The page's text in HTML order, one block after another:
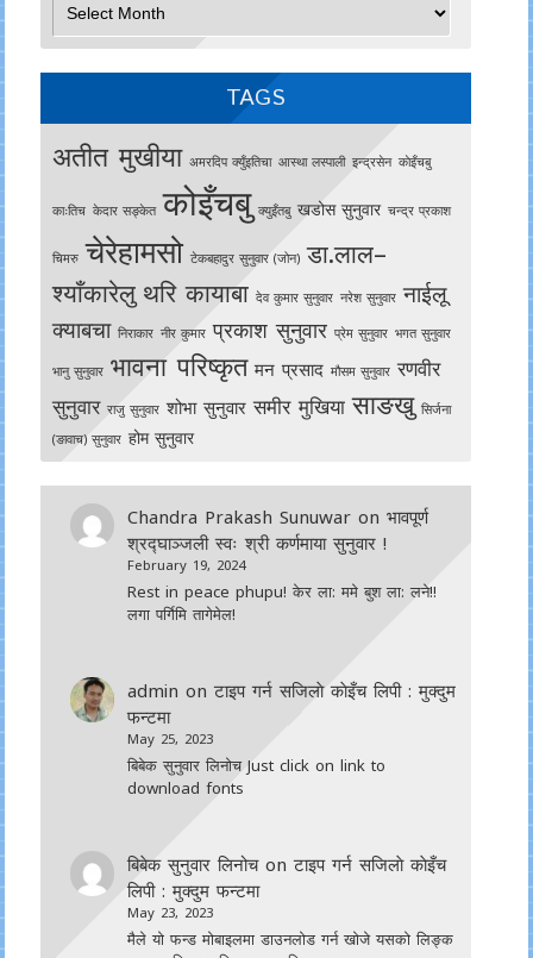
TAGS
अतीत मुखीया अमरदिप क्युँइतिचा आस्था लस्पाली इन्द्रसेन काेइँचबु
काःतिच केदार सङ्केत कोइँचबु क्युइँतबु खडोस सुनुवार चन्द्र प्रकाश
चिमरु चेरेहामसो टेकबहादुर सुनुवार (जोन) डा.लाल–
श्याँकारेलु थरि कायाबा देव कुमार सुनुवार नरेश सुनुवार नाईलू
क्याबचा निराकार नीर कुमार प्रकाश सुनुवार प्रेम सुनुवार भगत सुनुवार
भानु सुनुवार भावना परिष्कृत मन प्रसाद मौसम सुनुवार रणवीर
सुनुवार राजु सुनुवार शोभा सुनुवार समीर मुखिया साङखु सिर्जना
(ङावाच) सुनुवार होम सुनुवार
Chandra Prakash Sunuwar onभावपूर्ण
श्रद्घाञ्जली स्वः श्री कर्णमाया सुनुवार !
February 19, 2024
Rest in peace phupu! केर ला: ममे बुश ला: लने!!
लगा पर्गिमि तागेमेल!
admin onटाइप गर्न सजिलाे काेइँच लिपी : मुक्दुम
फन्टमा
May 25, 2023
बिबेक सुनुवार लिनोच Just click on link to
download fonts
बिबेक सुनुवार लिनोचonटाइप गर्न सजिलाे काेइँच
लिपी : मुक्दुम फन्टमा
May 23, 2023
मैले यो फन्ड मोबाइलमा डाउनल‍ोड गर्न खोजे यसको लिङ्क